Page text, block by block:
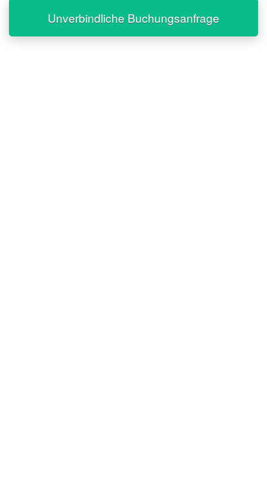
Unverbindliche Buchungsanfrage